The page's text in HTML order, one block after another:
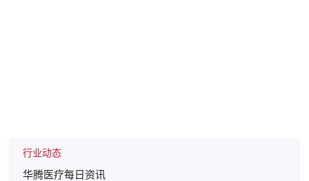
行业动态
华腾医疗每日资讯